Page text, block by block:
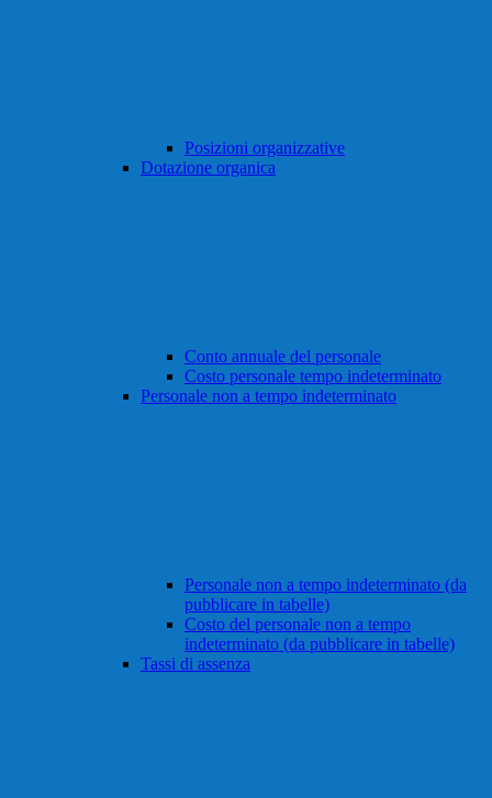
Posizioni organizzative
Dotazione organica
Conto annuale del personale
Costo personale tempo indeterminato
Personale non a tempo indeterminato
Personale non a tempo indeterminato (da
pubblicare in tabelle)
Costo del personale non a tempo
indeterminato (da pubblicare in tabelle)
Tassi di assenza